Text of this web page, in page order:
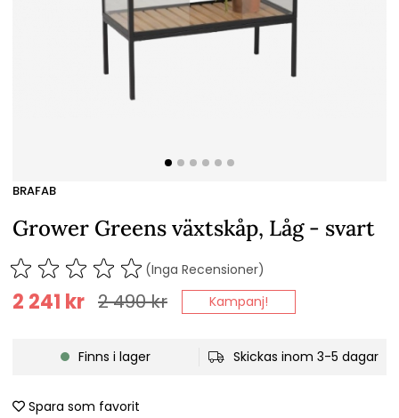
BRAFAB
Grower Greens växtskåp, Låg - svart
(Inga Recensioner)
2 490kr
2 241 kr Kampanj!
Finns i lager Skickas inom 3-5 dagar
Spara som favorit